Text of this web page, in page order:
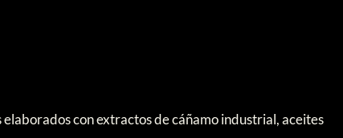
con extractos de cáñamo industrial, aceites